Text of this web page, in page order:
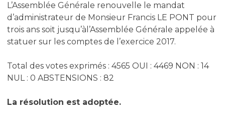
L’Assemblée Générale renouvelle le mandat
d’administrateur de Monsieur Francis LE PONT pour
trois ans soit jusqu’àl’Assemblée Générale appelée à
statuer sur les comptes de l’exercice 2017.
Total des votes exprimés : 4565 OUI : 4469 NON : 14
NUL : 0 ABSTENSIONS : 82
La résolution est adoptée.